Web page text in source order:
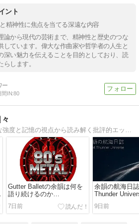
ント
精神性に焦点を当てる深遠な内容
論から現代の芸術まで、精神性と歴史のつな
しています。偉大な作曲家や哲学者の人生と
深い魅力を伝えることを目的としており、読
します。
間IN:80
80’s METALを静かな強度と記憶の視点から読み解く批評的エッセイ。
Gutter Balletの余韻は何を
語り続けるのか
──SAVATAGEの核心に触
れる
7日前
余韻の航海日
Thunder
2026年08月01
9日前